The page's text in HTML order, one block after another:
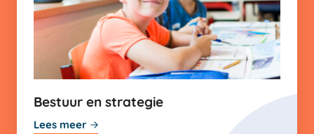
Bestuur en strategie
Lees meer